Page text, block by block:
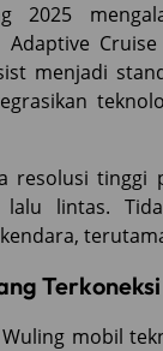
2025
menjadi
resolusi
lintas.
mobil